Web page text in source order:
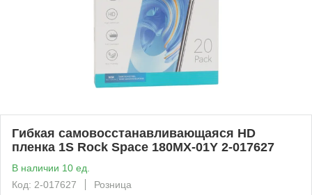
Гибкая самовосстанавливающаяся HD
пленка 1S Rock Space 180MX-01Y 2-017627
В наличии 10 ед.
Код: 2-017627
Розница